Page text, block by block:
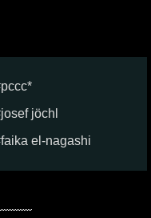
pccc*
josef jöchl
faika el-nagashi